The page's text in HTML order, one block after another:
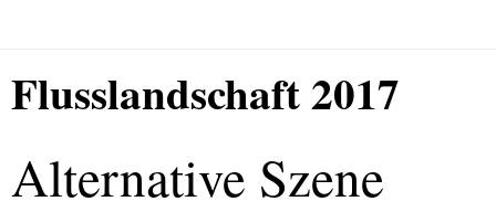
Flusslandschaft 2017
Alternative Szene